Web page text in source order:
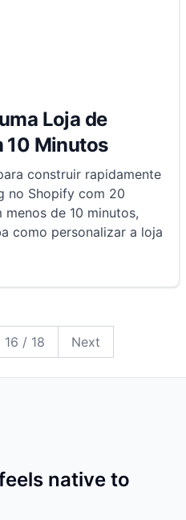
Loja de
10 Minutos
construir rapidamente
no Shopify com 20
de 10 minutos,
como personalizar a loja
16 / 18 Next
native to